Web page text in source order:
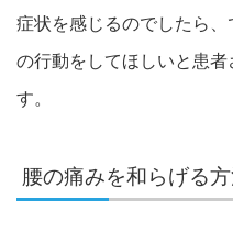
症状を感じるのでしたら
の行動をしてほしいと患
す。
腰の痛みを和らげる